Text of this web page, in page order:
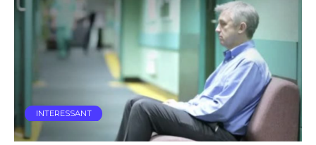
INTERESSANT